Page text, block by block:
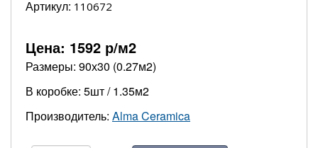
Артикул: 110672
Цена: 1592 р/м2
Размеры: 90х30 (0.27м2)
В коробке: 5шт / 1.35м2
Производитель: Alma Ceramica